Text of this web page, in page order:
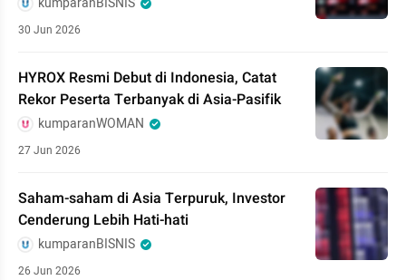
30 Jun 2026
HYROX Resmi Debut di Indonesia, Catat
Rekor Peserta Terbanyak di Asia-Pasifik
kumparanWOMAN
27 Jun 2026
Saham-saham di Asia Terpuruk, Investor
Cenderung Lebih Hati-hati
kumparanBISNIS
26 Jun 2026